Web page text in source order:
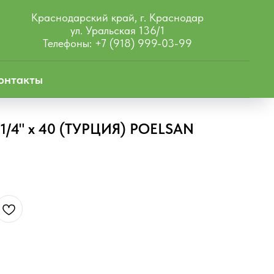
Краснодарский край, г. Краснодар
ул. Уральская 136/1
Телефоны: +7 (918) 999-03-99
4" х 40 (ТУРЦИЯ) POELSAN